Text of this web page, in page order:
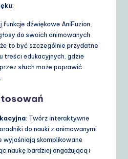
:
dźwiękowe AniFuzion,
do swoich animowanych
to być szczególnie przydatne
treści edukacyjnych, gdzie
słuch może poprawić
: Twórz interaktywne
do nauki z animowanymi
skomplikowane
naukę bardziej angażującą i